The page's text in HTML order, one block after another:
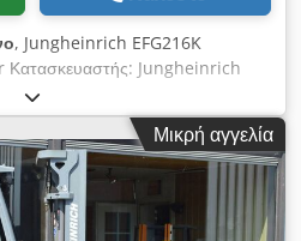
, Jungheinrich EFG216K
Κατασκευαστής: Jungheinrich
( περονοφόρο ανυψωτικό )
λειτουργίας: 9980 h
kg Τύπος ιστού: TRIPLEX με
μέγιστο βάρος μπαταρίας:
ανύψωση: 1700mm
Aet A U A Nokrsa Μέγ.
Μικρή αγγελία